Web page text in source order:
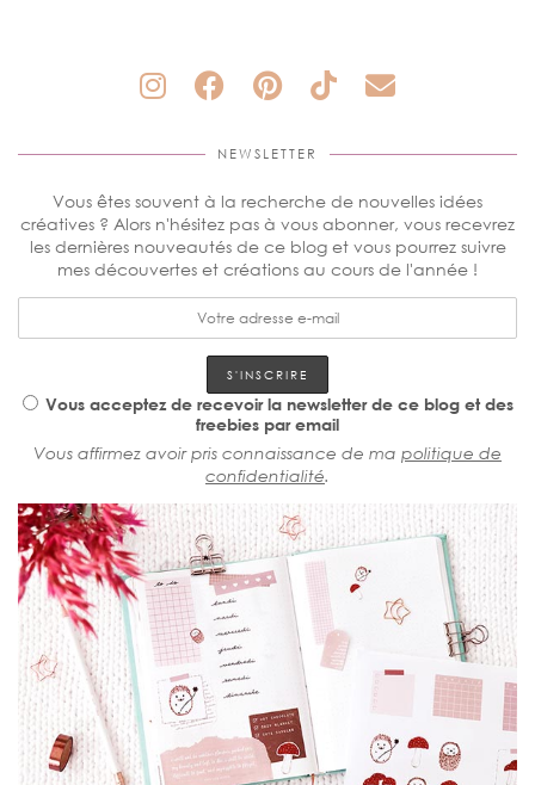
NEWSLETTER
Vous êtes souvent à la recherche de nouvelles idées
créatives ? Alors n'hésitez pas à vous abonner, vous recevrez
les dernières nouveautés de ce blog et vous pourrez suivre
mes découvertes et créations au cours de l'année !
Vous acceptez de recevoir la newsletter de ce blog et des
freebies par email
Vous affirmez avoir pris connaissance de ma politique de
confidentialité.